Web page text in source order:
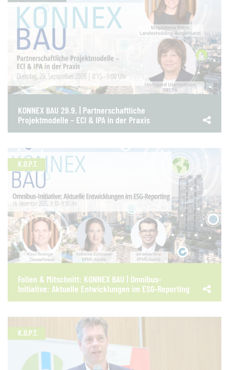
KONNEX BAU 29.9. | Partnerschaftliche
Projektmodelle – ECI & IPA in der Praxis
K.O.P.T.
Folien & Mitschnitt: KONNEX BAU | Omnibus-
Initiative: Aktuelle Entwicklungen im ESG-Reporting
K.O.P.T.